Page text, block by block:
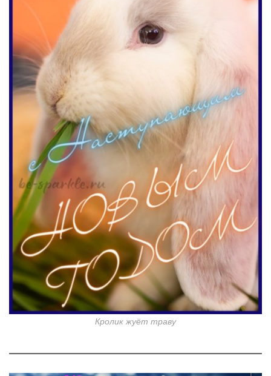
Кролик жуёт траву